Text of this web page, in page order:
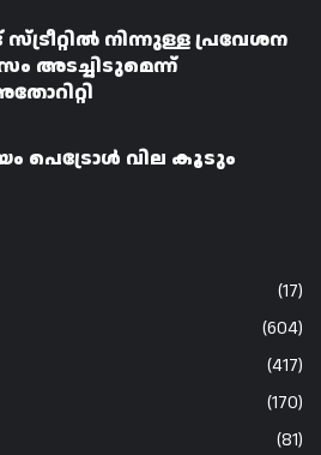
നിന്നുള്ള പ്രവേശന
അടച്ചിടുമെന്ന്
പെട്രോൾ വില കൂടും
(17)
(604)
(417)
(170)
(81)